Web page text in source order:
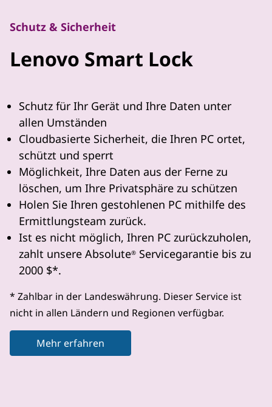
Schutz & Sicherheit
Lenovo Smart Lock
Schutz für Ihr Gerät und Ihre Daten unter
allen Umständen
Cloudbasierte Sicherheit, die Ihren PC ortet,
schützt und sperrt
Möglichkeit, Ihre Daten aus der Ferne zu
löschen, um Ihre Privatsphäre zu schützen
Holen Sie Ihren gestohlenen PC mithilfe des
Ermittlungsteam zurück.
Ist es nicht möglich, Ihren PC zurückzuholen,
zahlt unsere Absolute® Servicegarantie bis zu
2000 $*.
* Zahlbar in der Landeswährung. Dieser Service ist
nicht in allen Ländern und Regionen verfügbar.
Mehr erfahren